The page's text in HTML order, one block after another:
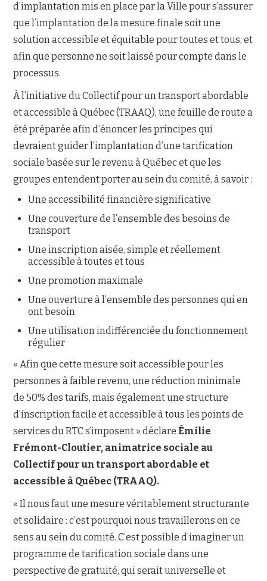
d’implantation mis en place par la Ville pour s’assurer
que l’implantation de la mesure finale soit une
solution accessible et équitable pour toutes et tous, et
afin que personne ne soit laissé pour compte dans le
processus.
À l’initiative du Collectif pour un transport abordable
et accessible à Québec (TRAAQ), une feuille de route a
été préparée afin d’énoncer les principes qui
devraient guider l’implantation d’une tarification
sociale basée sur le revenu à Québec et que les
groupes entendent porter au sein du comité, à savoir :
Une accessibilité financière significative
Une couverture de l’ensemble des besoins de
transport
Une inscription aisée, simple et réellement
accessible à toutes et tous
Une promotion maximale
Une ouverture à l’ensemble des personnes qui en
ont besoin
Une utilisation indifférenciée du fonctionnement
régulier
« Afin que cette mesure soit accessible pour les
personnes à faible revenu, une réduction minimale
de 50% des tarifs, mais également une structure
d’inscription facile et accessible à tous les points de
services du RTC s’imposent » déclare Émilie
Frémont-Cloutier, animatrice sociale au
Collectif pour un transport abordable et
accessible à Québec (TRAAQ).
« Il nous faut une mesure véritablement structurante
et solidaire : c’est pourquoi nous travaillerons en ce
sens au sein du comité. C’est possible d’imaginer un
programme de tarification sociale dans une
perspective de gratuité, qui serait universelle et